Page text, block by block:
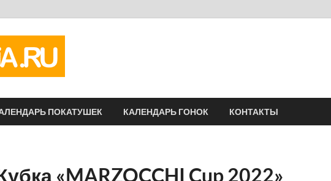
ПОКАТУШЕК КАЛЕНДАРЬ ГОНОК КОНТАКТЫ
«MARZOCCHI Cup 2022»